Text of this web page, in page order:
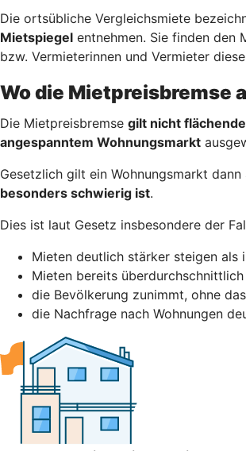
Die ortsübliche Vergleichsmiete
Mietspiegel entnehmen. Sie finden den
bzw. Vermieterinnen und Vermieter
Wo die Mietpreisbremse
Die Mietpreisbremse gilt nicht
angespanntem Wohnungsmarkt
Gesetzlich gilt ein Wohnungsmarkt
besonders schwierig ist.
Dies ist laut Gesetz insbesondere der
Mieten deutlich stärker steigen als
Mieten bereits
die Bevölkerung zunimmt, ohne
die Nachfrage nach Wohnungen